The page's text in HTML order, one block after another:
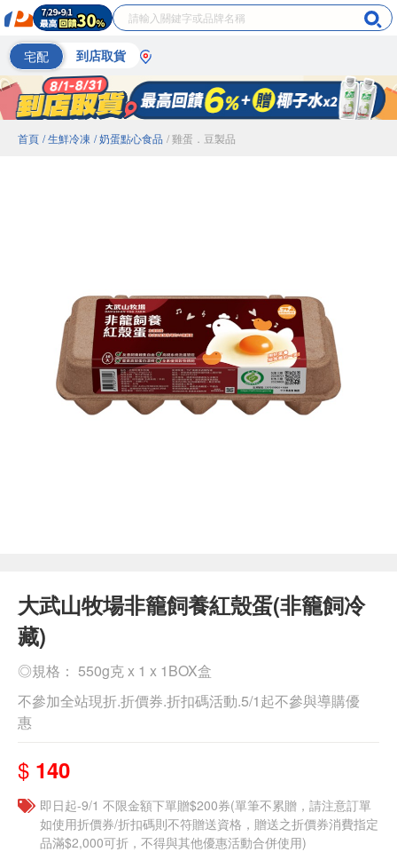
宅配 到店取貨
首頁 / 生鮮冷凍 / 奶蛋點心食品 / 雞蛋．豆製品
大武山牧場非籠飼養紅殼蛋(非籠飼冷
藏)
◎規格： 550g克 x 1 x 1BOX盒
不參加全站現折.折價券.折扣碼活動.5/1起不參與導購優
惠
$ 140
即日起-9/1 不限金額下單贈$200券(單筆不累贈，請注意訂單
如使用折價券/折扣碼則不符贈送資格，贈送之折價券消費指定
品滿$2,000可折，不得與其他優惠活動合併使用)